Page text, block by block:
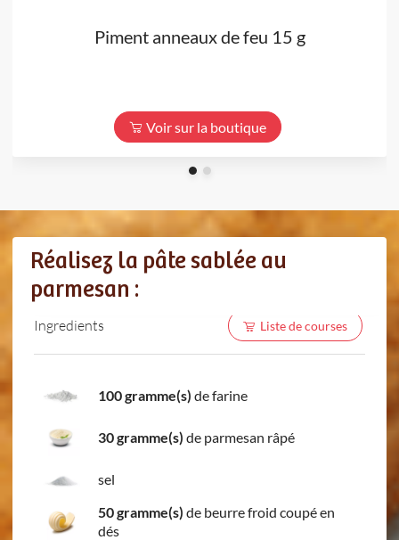
Piment anneaux de feu 15 g
Voir sur la boutique
Réalisez la pâte sablée au
parmesan :
Ingredients Liste de courses
100 gramme(s) de farine
30 gramme(s) de parmesan râpé
sel
50 gramme(s) de beurre froid coupé en
dés